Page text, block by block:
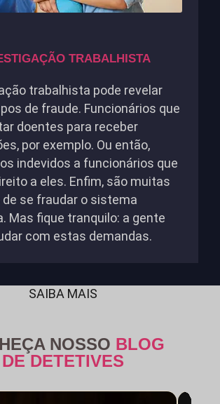
TRABALHISTA
trabalhista pode revelar
de fraude. Funcionários que
doentes para receber
por exemplo. Ou então,
indevidos a funcionários que
a eles. Enfim, são muitas
se fraudar o sistema
Mas fique tranquilo: a gente
com estas demandas.
SAIBA MAIS
NOSSO BLOG
DE DETETIVES